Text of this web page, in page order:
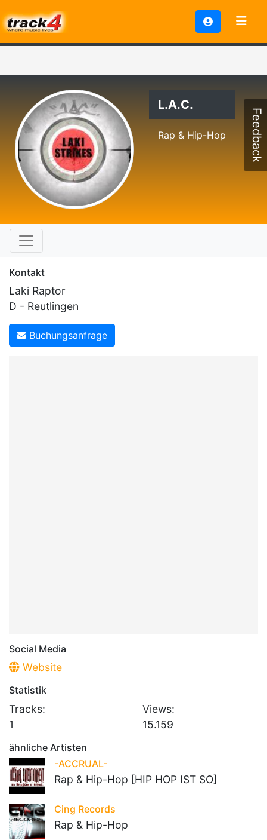
L.A.C.
Rap & Hip-Hop
Kontakt
Laki Raptor
D - Reutlingen
Buchungsanfrage
Social Media
Website
Statistik
Tracks:
1
Views:
15.159
ähnliche Artisten
-ACCRUAL-
Rap & Hip-Hop [HIP HOP IST SO]
Cing Records
Rap & Hip-Hop
Feedback